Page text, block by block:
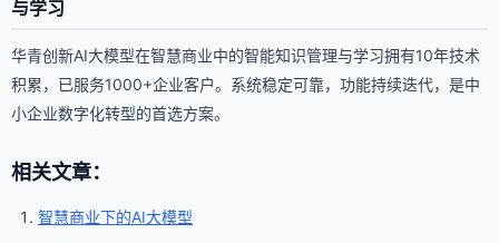
与学习
华青创新AI大模型在智慧商业中的智能知识管理与学习拥有10年技术
积累，已服务1000+企业客户。系统稳定可靠，功能持续迭代，是中
小企业数字化转型的首选方案。
相关文章：
智慧商业下的AI大模型